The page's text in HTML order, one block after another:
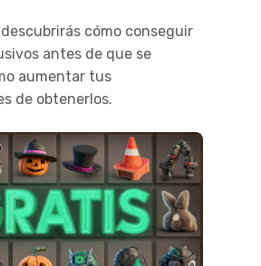
cómo conseguir
antes de que se
aumentar tus
de obtenerlos.